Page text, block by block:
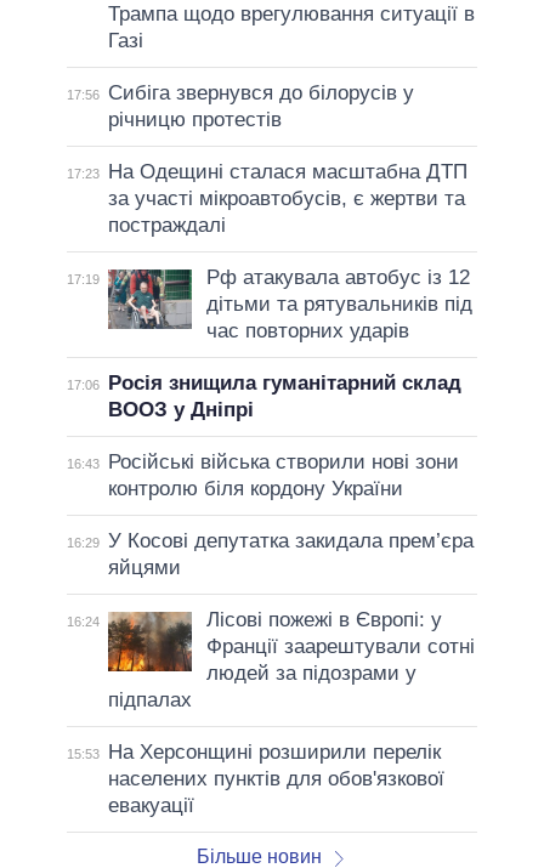
Трампа щодо врегулювання ситуації в
Газі
17:56
Сибіга звернувся до білорусів у
річницю протестів
17:23
На Одещині сталася масштабна ДТП
за участі мікроавтобусів, є жертви та
постраждалі
17:19
Рф атакувала автобус із 12
дітьми та рятувальників під
час повторних ударів
17:06
Росія знищила гуманітарний склад
ВООЗ у Дніпрі
16:43
Російські війська створили нові зони
контролю біля кордону України
16:29 У Косові депутатка закидала прем’єра
яйцями
16:24
Лісові пожежі в Європі: у
Франції заарештували сотні
людей за підозрами у
підпалах
15:53
На Херсонщині розширили перелік
населених пунктів для обов'язкової
евакуації
Більше новин